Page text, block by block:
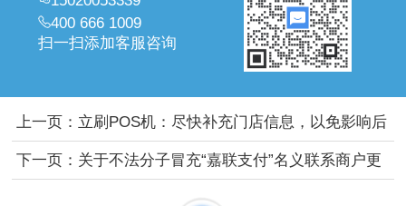
400 666 1009
扫一扫添加客服咨询
上一页： 立刷POS机：尽快补充门店信息，以免影响后
续交易
下一页： 关于不法分子冒充“嘉联支付”名义联系商户更